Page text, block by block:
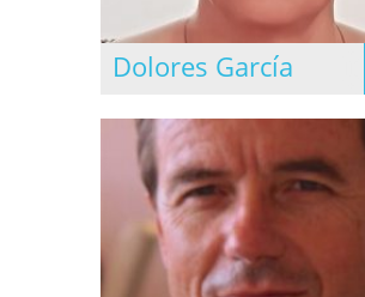
Dolores García
de Yoga en 1997
siguiendo la formación
en el Centro de Yoga
Namaste de Cornella de
Ll. en 1999